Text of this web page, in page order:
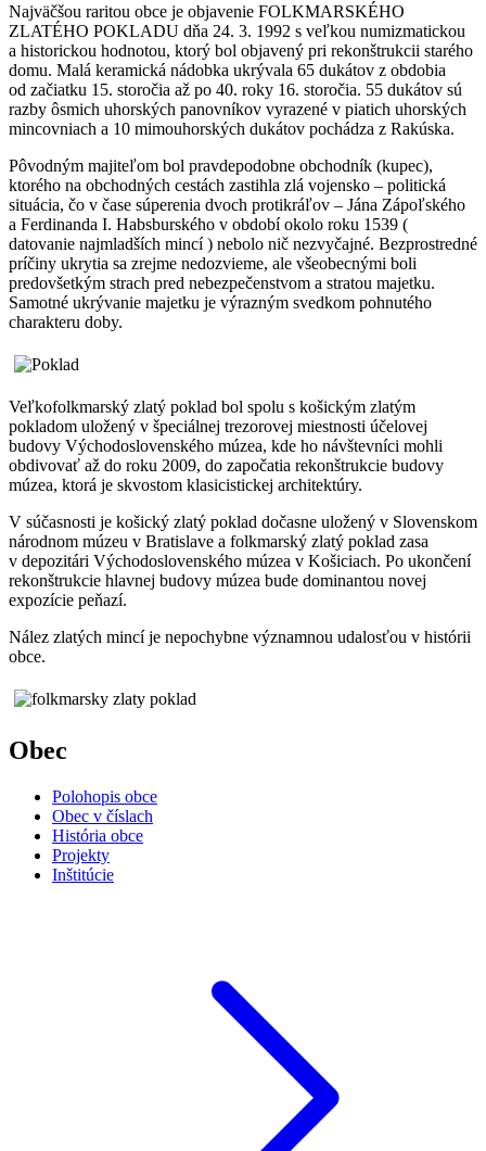
Najväčšou raritou obce je objavenie FOLKMARSKÉHO
ZLATÉHO POKLADU dňa 24. 3. 1992 s veľkou numizmatickou
a historickou hodnotou, ktorý bol objavený pri rekonštrukcii starého
domu. Malá keramická nádobka ukrývala 65 dukátov z obdobia
od začiatku 15. storočia až po 40. roky 16. storočia. 55 dukátov sú
razby ôsmich uhorských panovníkov vyrazené v piatich uhorských
mincovniach a 10 mimouhorských dukátov pochádza z Rakúska.
Pôvodným majiteľom bol pravdepodobne obchodník (kupec),
ktorého na obchodných cestách zastihla zlá vojensko – politická
situácia, čo v čase súperenia dvoch protikráľov – Jána Zápoľského
a Ferdinanda I. Habsburského v období okolo roku 1539 (
datovanie najmladších mincí ) nebolo nič nezvyčajné. Bezprostredné
príčiny ukrytia sa zrejme nedozvieme, ale všeobecnými boli
predovšetkým strach pred nebezpečenstvom a stratou majetku.
Samotné ukrývanie majetku je výrazným svedkom pohnutého
charakteru doby.
Veľkofolkmarský zlatý poklad bol spolu s košickým zlatým
pokladom uložený v špeciálnej trezorovej miestnosti účelovej
budovy Východoslovenského múzea, kde ho návštevníci mohli
obdivovať až do roku 2009, do započatia rekonštrukcie budovy
múzea, ktorá je skvostom klasicistickej architektúry.
V súčasnosti je košický zlatý poklad dočasne uložený v Slovenskom
národnom múzeu v Bratislave a folkmarský zlatý poklad zasa
v depozitári Východoslovenského múzea v Košiciach. Po ukončení
rekonštrukcie hlavnej budovy múzea bude dominantou novej
expozície peňazí.
Nález zlatých mincí je nepochybne významnou udalosťou v histórii
obce.
Obec
Polohopis obce
Obec v číslach
História obce
Projekty
Inštitúcie